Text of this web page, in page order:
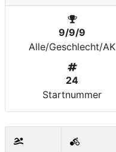
9/9/9
Alle/Geschlecht/AK
24
Startnummer